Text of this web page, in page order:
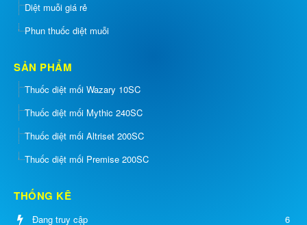
Diệt muỗi giá rẻ
Phun thuốc diệt muỗi
SẢN PHẨM
Thuốc diệt mối Wazary 10SC
Thuốc diệt mối Mythic 240SC
Thuốc diệt mối Altriset 200SC
Thuốc diệt mối Premise 200SC
THỐNG KÊ
Đang truy cập 6